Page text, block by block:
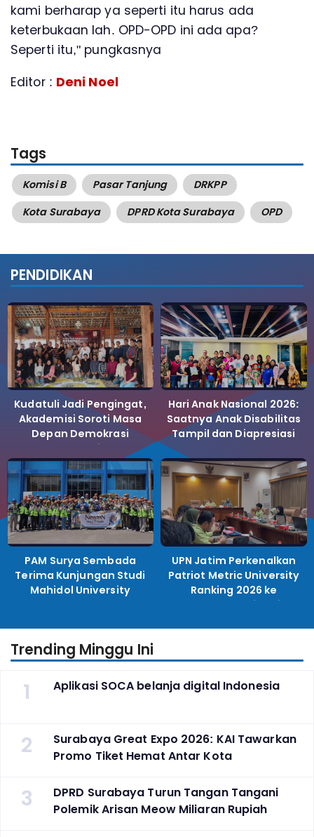
kami berharap ya seperti itu harus ada
keterbukaan lah. OPD-OPD ini ada apa?
Seperti itu," pungkasnya
Editor : Deni Noel
Tags
Komisi B Pasar Tanjung
DRKPP
Kota Surabaya
DPRD Kota Surabaya OPD
PENDIDIKAN
Kudatuli Jadi Pengingat,
Akademisi Soroti Masa
Depan Demokrasi
Indonesia
Hari Anak Nasional 2026:
Saatnya Anak Disabilitas
Tampil dan Diapresiasi
PAM Surya Sembada
Terima Kunjungan Studi
Mahidol University
UPN Jatim Perkenalkan
Patriot Metric University
Ranking 2026 ke
Perguruan Tinggi
Trending Minggu Ini
1 Aplikasi SOCA belanja digital Indonesia
2
Surabaya Great Expo 2026: KAI Tawarkan
Promo Tiket Hemat Antar Kota
3
DPRD Surabaya Turun Tangan Tangani
Polemik Arisan Meow Miliaran Rupiah